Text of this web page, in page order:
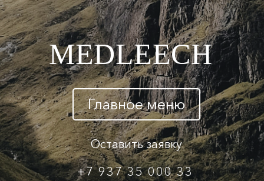
MEDLEECH
Главное меню
Оставить заявку
+7 937 35 000 33